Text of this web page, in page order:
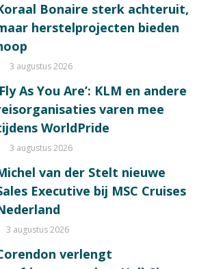
Bonaire sterk achteruit,
herstelprojecten bieden
3 augustus 2026
As You Are’: KLM en andere
varen mee
WorldPride
3 augustus 2026
van der Stelt nieuwe
Executive bij MSC Cruises
3 augustus 2026
verlengt